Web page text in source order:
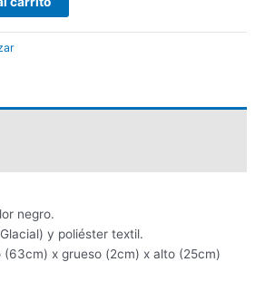
negro.
y poliéster textil.
(63cm) x grueso (2cm) x alto (25cm)